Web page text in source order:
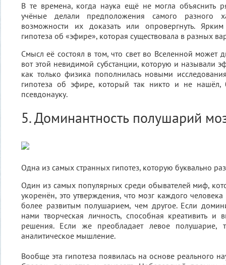
В те времена, когда наука ещё не могла объяснить
учёные делали предположения самого разного
возможности их доказать или опровергнуть.
гипотеза об «эфире», которая существовала в разных
Смысл её состоял в том, что свет во Вселенной может
вот этой невидимой субстанции, которую и называли
как только физика пополнилась новыми
гипотеза об эфире, который так никто и не нашёл,
псевдонауку.
5. Доминантность полушарий
Одна из самых странных гипотез, которую буквально
Один из самых популярных среди обывателей миф,
укоренён, это утверждения, что мозг каждого человека
более развитым полушарием, чем другое. Если
нами творческая личность, способная креативить и
решения. Если же преобладает левое полушарие,
аналитическое мышление.
Вообще эта гипотеза появилась на основе реального